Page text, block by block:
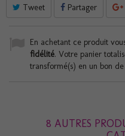
Tweet Partager
En achetant ce produit
fidélité. Votre panier
transformé(s) en un bon
8 AUTRES